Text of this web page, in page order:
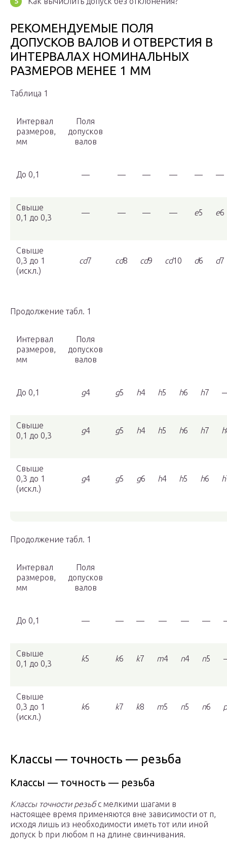
РЕКОМЕНДУЕМЫЕ ПОЛЯ
ДОПУСКОВ ВАЛОВ И ОТВЕРСТИЯ В
ИНТЕРВАЛАХ НОМИНАЛЬНЫХ
РАЗМЕРОВ МЕНЕЕ 1 MM
Таблица 1
Интервал
размеров,
мм
Поля
допусков
валов
До 0,1 — — — — — —
Свыше
0,1 до 0,3
— — — — e5 e6
Свыше
0,3 до 1
(искл.)
cd7 cd8 cd9 cd10 d6 d7
Продолжение табл. 1
Интервал
размеров,
мм
Поля
допусков
валов
До 0,1 g4 g5 h4 h5 h6 h7
Свыше
0,1 до 0,3
g4 g5 h4 h5 h6 h7 h
Свыше
0,3 до 1
(искл.)
g4 g5 g6 h4 h5 h6 h
Продолжение табл. 1
Интервал
размеров,
мм
Поля
допусков
валов
До 0,1 — — — — — —
Свыше
0,1 до 0,3
k5 k6 k7 m4 n4 n5
Свыше
0,3 до 1
(искл.)
k6 k7 k8 m5 n5 n6 p
Классы — точность — резьба
Классы — точность — резьба
Классы точности резьбс мелкими шагами в
настоящее время применяются вне зависимости от п,
исходя лишь из необходимости иметь тот или иной
допуск b при любом п на длине свинчивания.